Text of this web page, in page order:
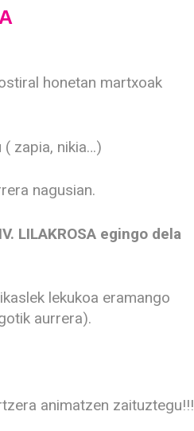
honetan martxoak
zapia, nikia…)
nagusian.
LILAKROSA egingo dela
lekukoa eramango
aurrera).
animatzen zaituztegu!!!